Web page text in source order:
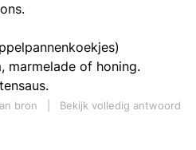
marmelade of honing.
bron
Bekijk volledig antwoord